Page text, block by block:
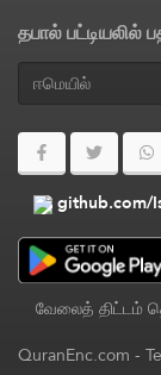
தபால் பட்டியலில்
github.com/
வேலைத் திட்டம்
QuranEnc.com-